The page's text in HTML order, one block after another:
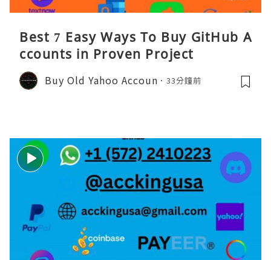
Best 7 Easy Ways To Buy GitHub A
ccounts in Proven Project
Buy Old Yahoo Accoun 33分鐘前